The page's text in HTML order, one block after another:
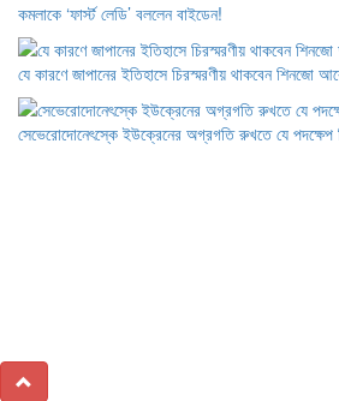
কমলাকে ‘ফার্স্ট লেডি’ বললেন বাইডেন!
যে কারণে জাপানের ইতিহাসে চিরস্মরণীয় থাকবেন শিনজো
সেভেরোদোনেৎস্কে ইউক্রেনের অগ্রগতি রুখতে যে পদক্ষেপ